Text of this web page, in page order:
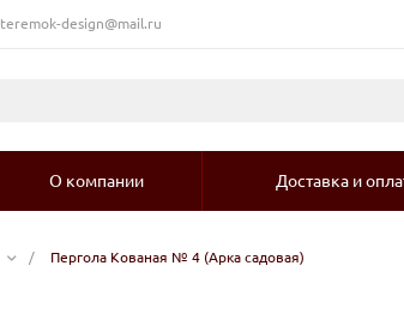
teremok-design@mail.ru
О компании Доставка и
/ Пергола Кованая № 4 (Арка садовая)